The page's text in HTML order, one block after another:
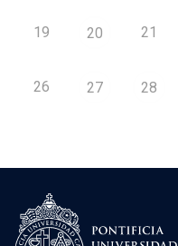
19 20 21
26 27 28